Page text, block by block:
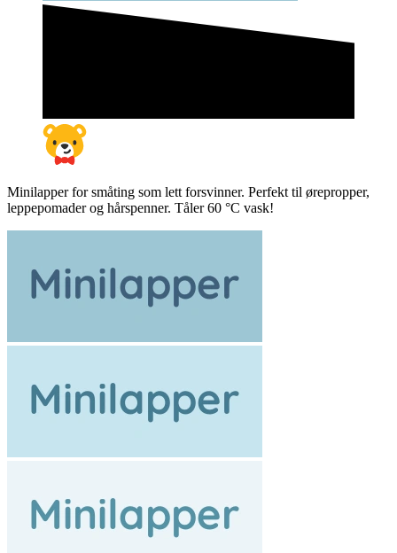
Minilapper for småting som lett forsvinner. Perfekt til ørepropper,
leppepomader og hårspenner. Tåler 60 °C vask!